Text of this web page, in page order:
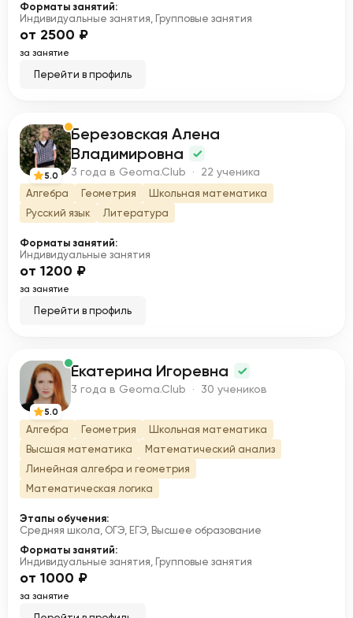
Форматы занятий:
Индивидуальные занятия, Групповые занятия
от 2500 ₽
за занятие
Перейти в профиль
Б
5.0
Березовская Алена
Владимировна
3 года в Geoma.Club · 22 ученика
Алгебра Геометрия
Школьная математика
Русский язык
Литература
Форматы занятий:
Индивидуальные занятия
от 1200 ₽
за занятие
Перейти в профиль
Е
5.0
Екатерина Игоревна
3 года в Geoma.Club · 30 учеников
Алгебра Геометрия
Школьная математика
Высшая математика
Математический анализ
Линейная алгебра и геометрия
Математическая логика
Этапы обучения:
Средняя школа, ОГЭ, ЕГЭ, Высшее образование
Форматы занятий:
Индивидуальные занятия, Групповые занятия
от 1000 ₽
за занятие